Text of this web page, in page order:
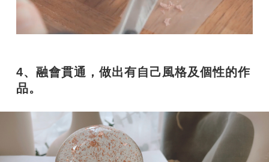
4、融會貫通，做出有自己風格及個性的作
品。